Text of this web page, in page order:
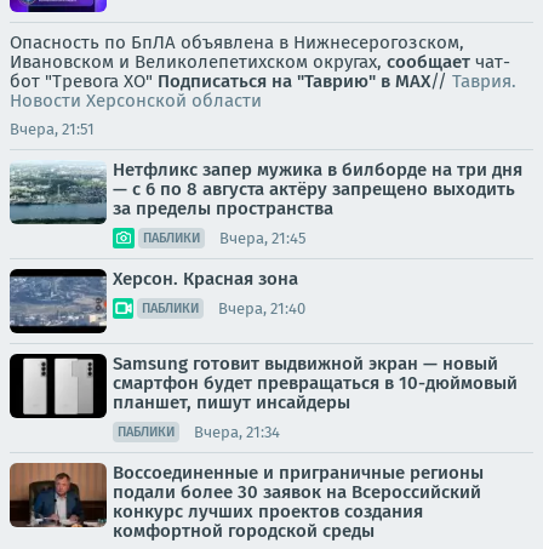
Опасность по БпЛА объявлена в Нижнесерогозском,
Ивановском и Великолепетихском округах, сообщает чат-
бот "Тревога ХО" Подписаться на "Таврию" в MAX// Таврия.
Новости Херсонской области
Вчера, 21:51
Нетфликс запер мужика в билборде на три дня
— с 6 по 8 августа актёру запрещено выходить
за пределы пространства
ПАБЛИКИ Вчера, 21:45
Херсон. Красная зона
ПАБЛИКИ Вчера, 21:40
Samsung готовит выдвижной экран — новый
смартфон будет превращаться в 10-дюймовый
планшет, пишут инсайдеры
ПАБЛИКИ Вчера, 21:34
Воссоединенные и приграничные регионы
подали более 30 заявок на Всероссийский
конкурс лучших проектов создания
комфортной городской среды